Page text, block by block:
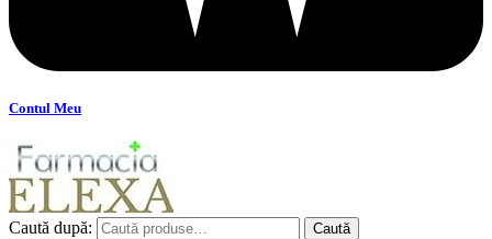
Contul Meu
Caută după: Caută